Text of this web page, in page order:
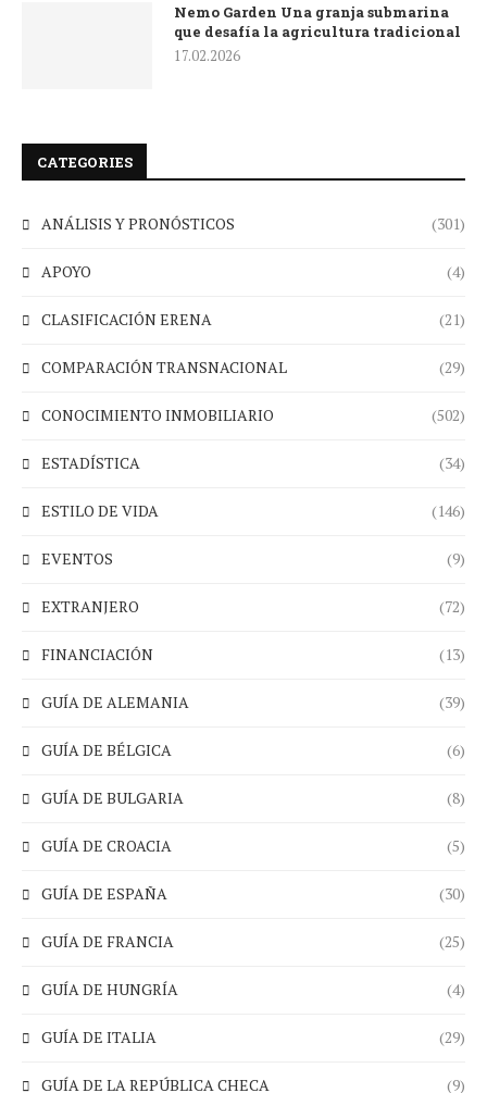
Nemo Garden Una granja submarina
que desafía la agricultura tradicional
17.02.2026
CATEGORIES
ANÁLISIS Y PRONÓSTICOS (301)
APOYO (4)
CLASIFICACIÓN ERENA (21)
COMPARACIÓN TRANSNACIONAL (29)
CONOCIMIENTO INMOBILIARIO (502)
ESTADÍSTICA (34)
ESTILO DE VIDA (146)
EVENTOS (9)
EXTRANJERO (72)
FINANCIACIÓN (13)
GUÍA DE ALEMANIA (39)
GUÍA DE BÉLGICA (6)
GUÍA DE BULGARIA (8)
GUÍA DE CROACIA (5)
GUÍA DE ESPAÑA (30)
GUÍA DE FRANCIA (25)
GUÍA DE HUNGRÍA (4)
GUÍA DE ITALIA (29)
GUÍA DE LA REPÚBLICA CHECA (9)